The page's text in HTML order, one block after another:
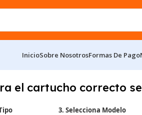
InicioSobre NosotrosFormas De Pago
el cartucho correcto
3. Selecciona Modelo